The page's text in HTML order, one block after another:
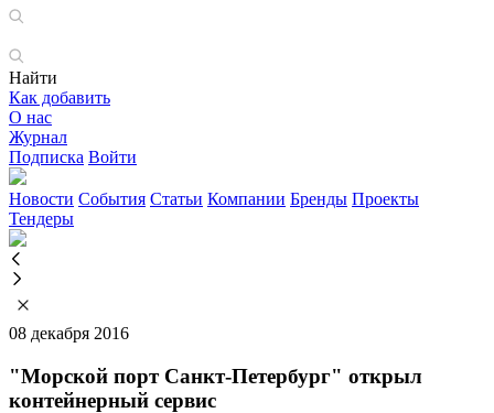
Найти
Как добавить
О нас
Журнал
Подписка Войти
Новости События Статьи Компании Бренды Проекты
Тендеры
08 декабря 2016
"Морской порт Санкт-Петербург" открыл
контейнерный сервис